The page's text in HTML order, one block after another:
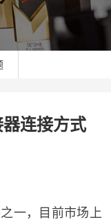
连接方式
一，目前市场上